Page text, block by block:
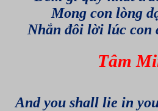
Mong con lòng
Nhắn đôi lời lúc con
Tâm
And you shall lie in